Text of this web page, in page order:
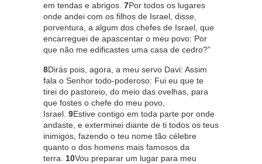
em tendas e abrigos. 7Por todos os lugares
onde andei com os filhos de Israel, disse,
porventura, a algum dos chefes de Israel, que
encarreguei de apascentar o meu povo: Por
que não me edificastes uma casa de cedro?”
8Dirás pois, agora, a meu servo Davi: Assim
fala o Senhor todo-poderoso: Fui eu que te
tirei do pastoreio, do meio das ovelhas, para
que fostes o chefe do meu povo,
Israel. 9Estive contigo em toda parte por onde
andaste, e exterminei diante de ti todos os teus
inimigos, fazendo o teu nome tão célebre
quanto o dos homens mais famosos da
terra. 10Vou preparar um lugar para meu